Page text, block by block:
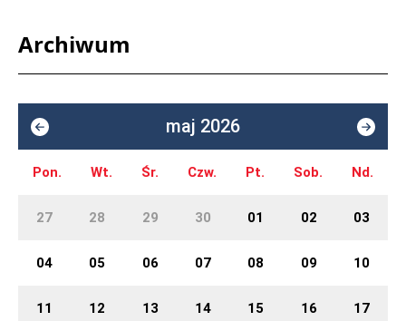
Archiwum
maj 2026
Pon. Wt. Śr. Czw. Pt. Sob. Nd.
27 28 29 30 01 02 03
04 05 06 07 08 09 10
11 12 13 14 15 16 17